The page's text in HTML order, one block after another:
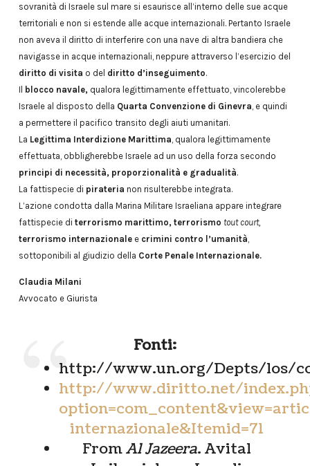
sovranità di Israele sul mare si esaurisce all’interno delle sue acque
territoriali e non si estende alle acque internazionali. Pertanto Israele
non aveva il diritto di interferire con una nave di altra bandiera che
navigasse in acque internazionali, neppure attraverso l’esercizio del
diritto di visita o del diritto d’inseguimento.
Il blocco navale, qualora legittimamente effettuato, vincolerebbe
Israele al disposto della Quarta Convenzione di Ginevra , e quindi
a permettere il pacifico transito degli aiuti umanitari.
La Legittima Interdizione Marittima , qualora legittimamente
effettuata, obbligherebbe Israele ad un uso della forza secondo
principi di necessità, proporzionalità e gradualità.
La fattispecie di pirateria non risulterebbe integrata.
L’azione condotta dalla Marina Militare Israeliana appare integrare
fattispecie di terrorismo marittimo, terrorismo tout court,
terrorismo internazionale e crimini contro l’umanità
sottoponibili al giudizio della Corte Penale Internazionale.
Claudia Milani
Avvocato e Giurista
Fonti:
http://www.un.org/Depts/los/
http://www.diritto.net/
internazionale&Itemid=71
FromAl Jazeera. Avital